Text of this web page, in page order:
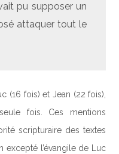
pu supposer un
attaquer tout le
(16 fois) et Jean (22 fois),
fois. Ces mentions
scripturaire des textes
excepté l’évangile de Luc